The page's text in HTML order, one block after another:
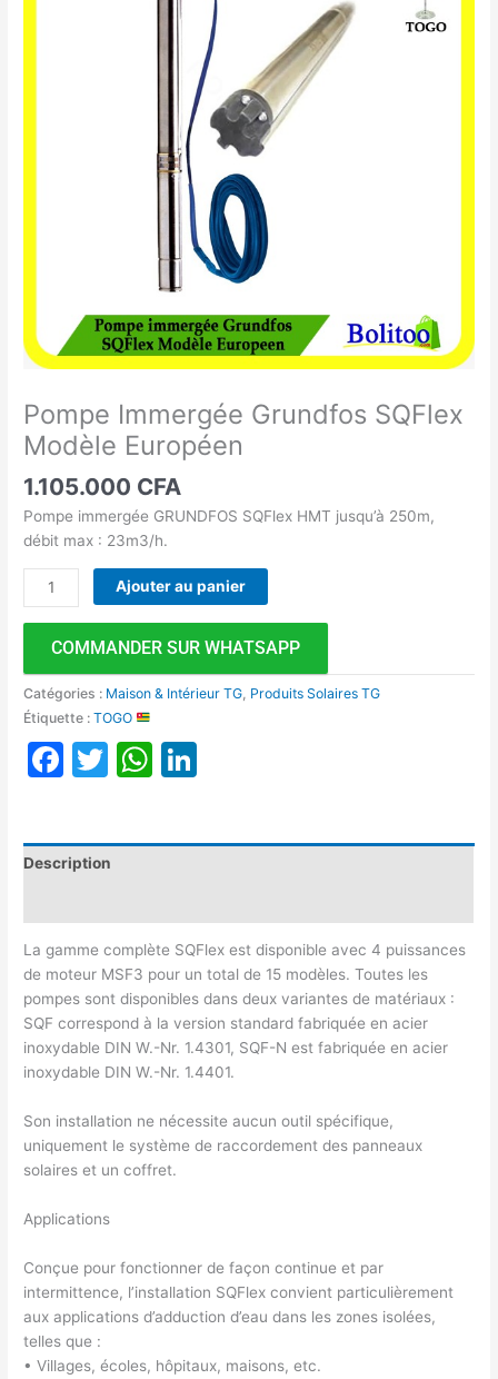
Pompe Immergée Grundfos SQFlex
Modèle Européen
1.105.000 CFA
Pompe immergée GRUNDFOS SQFlex HMT jusqu’à 250m,
débit max : 23m3/h.
Ajouter au panier
COMMANDER SUR WHATSAPP
Catégories : Maison & Intérieur TG Produits Solaires TG
Étiquette :TOGO
Facebook
TwitterWhatsApp
Description
La gamme complète SQFlex est disponible avec 4 puissances
de moteur MSF3 pour un total de 15 modèles. Toutes les
pompes sont disponibles dans deux variantes de matériaux :
SQF correspond à la version standard fabriquée en acier
inoxydable DIN W.-Nr. 1.4301, SQF-N est fabriquée en acier
inoxydable DIN W.-Nr. 1.4401.
Son installation ne nécessite aucun outil spécifique,
uniquement le système de raccordement des panneaux
solaires et un coffret.
Applications
Conçue pour fonctionner de façon continue et par
intermittence, l’installation SQFlex convient particulièrement
aux applications d’adduction d’eau dans les zones isolées,
telles que :
• Villages, écoles, hôpitaux, maisons, etc.